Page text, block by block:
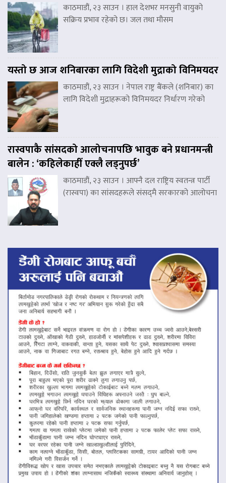
काठमाडौं, २३ साउन । हाल देशभर मनसुनी वायुको
सक्रिय प्रभाव रहेको छ। जल तथा मौसम
यस्तो छ आज शनिबारका लागि विदेशी मुद्राको विनिमयदर
काठमाडौं, २३ साउन । नेपाल राष्ट्र बैंकले (शनिबार) का
लागि विदेशी मुद्राहरूको विनिमयदर निर्धारण गरेको
रास्वपाकै सांसदको आलोचनापछि भावुक बने प्रधानमन्त्री
बालेन : ‘कहिलेकाहीँ एक्लै लड्नुपर्छ’
काठमाडौं, २३ साउन । आफ्नै दल राष्ट्रिय स्वतन्त्र पार्टी
(रास्वपा) का सांसदहरूले संसद्‌मै सरकारको आलोचना